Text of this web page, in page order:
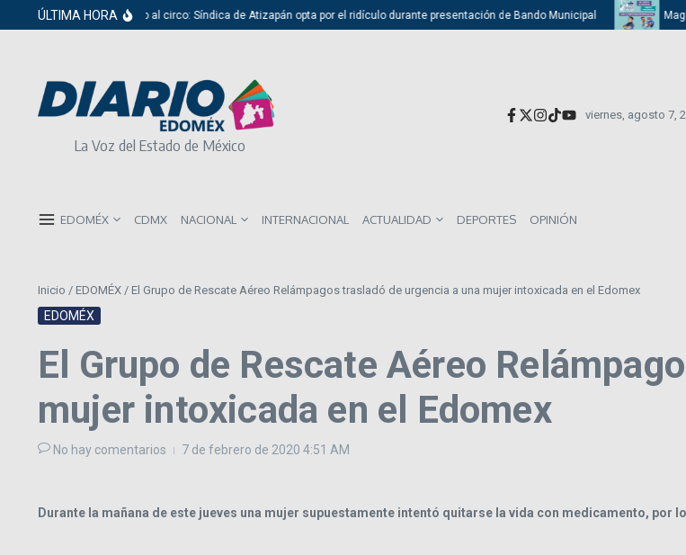
Saltar al contenido
ÚLTIMA HORA
Del cabildo al circo: Síndica de Atizapán opta por el ridículo durante presentación de Bando Municipal Magia,
La Voz del Estado de México
viernes, agosto 7,
EDOMÉX CDMX NACIONAL INTERNACIONAL ACTUALIDAD DEPORTES OPINIÓN
Inicio / EDOMÉX / El Grupo de Rescate Aéreo Relámpagos trasladó de urgencia a una mujer intoxicada en el Edomex
EDOMÉX
El Grupo de Rescate Aéreo
mujer intoxicada en el Edomex
No hay comentarios 7 de febrero de 2020 4:51 AM
Durante la mañana de este jueves una mujer supuestamente intentó quitarse la vida con medicamento, por